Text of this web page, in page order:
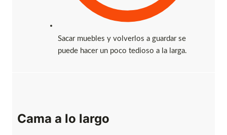
Sacar muebles y volverlos a guardar se
puede hacer un poco tedioso a la larga.
Cama a lo largo